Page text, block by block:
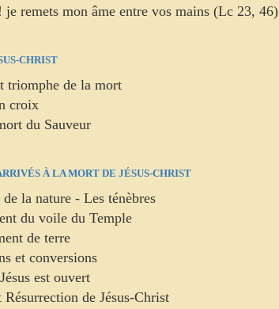
remets mon âme entre vos mains (Lc 23, 46)
CHRIST
triomphe de la mort
croix
du Sauveur
À LA MORT DE JÉSUS-CHRIST
la nature - Les ténèbres
du voile du Temple
de terre
et conversions
est ouvert
de Jésus-Christ